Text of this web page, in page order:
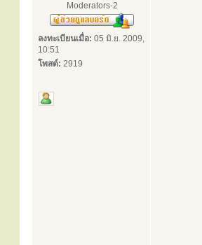
Moderators-2
ลงทะเบียนเมื่อ: 05 มิ.ย. 2009,
10:51
โพสต์: 2919